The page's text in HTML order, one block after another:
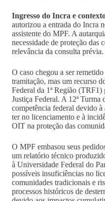
Ingresso do Incra e
autorizou a entrada do Incra
assistente do MPF. A
necessidade de proteção das
relevância da consulta prévia.
O caso chegou a ser
tramitação, mas um recurso
Federal da 1ª Região
Justiça Federal. A 12ª Turma
competência federal devido
ter no licenciamento e à
OIT na proteção das
O MPF embasou seus
um relatório técnico
à Universidade Federal do
possíveis insuficiências no
comunidades tradicionais e
processos históricos de